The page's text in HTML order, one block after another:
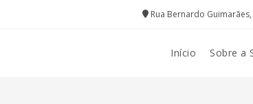
Rua Bernardo
Início Sobre a